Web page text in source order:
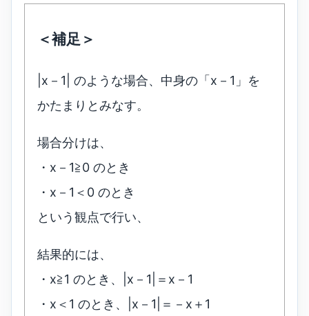
＜補足＞
|x－1| のような場合、中身の「x－1」を
かたまりとみなす。
場合分けは、
・x－1≧0 のとき
・x－1＜0 のとき
という観点で行い、
結果的には、
・x≧1 のとき、|x－1|＝x－1
・x＜1 のとき、|x－1|＝－x＋1